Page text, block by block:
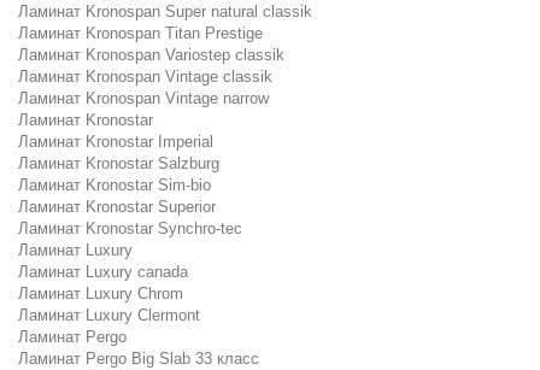
Ламинат Kronospan Super natural classik
Ламинат Kronospan Titan Prestige
Ламинат Kronospan Variostep classik
Ламинат Kronospan Vintage classik
Ламинат Kronospan Vintage narrow
Ламинат Kronostar
Ламинат Kronostar Imperial
Ламинат Kronostar Salzburg
Ламинат Kronostar Sim-bio
Ламинат Kronostar Superior
Ламинат Kronostar Synchro-tec
Ламинат Luxury
Ламинат Luxury canada
Ламинат Luxury Chrom
Ламинат Luxury Clermont
Ламинат Pergo
Ламинат Pergo Big Slab 33 класс